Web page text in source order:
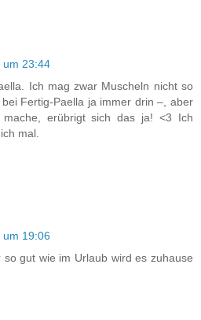
um 23:44
Ich mag zwar Muscheln nicht so
Fertig-Paella ja immer drin –, aber
erübrigt sich das ja! <3 Ich
mal.
19:06
so gut wie im Urlaub wird es zuhause